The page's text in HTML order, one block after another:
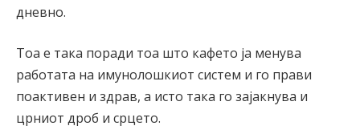
дневно.
Тоа е така поради тоа што кафето ја менува
работата на имунолошкиот систем и го прави
поактивен и здрав, а исто така го зајакнува и
црниот дроб и срцето.